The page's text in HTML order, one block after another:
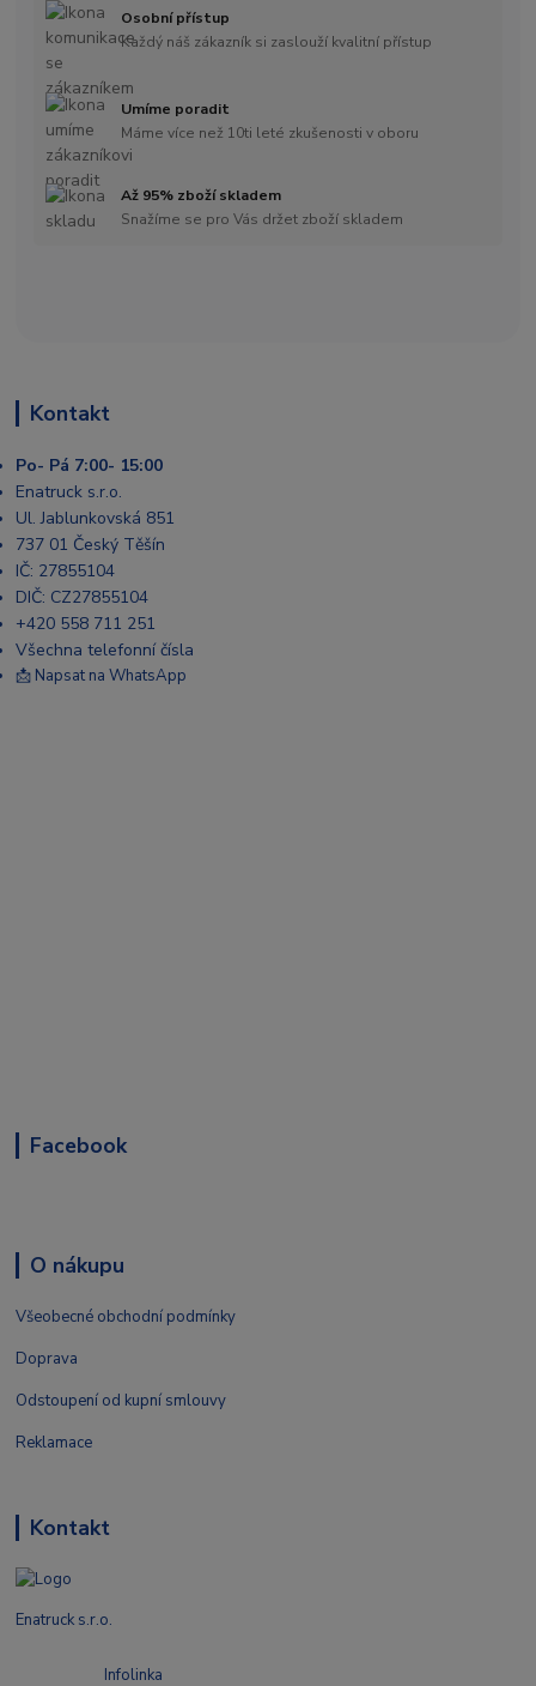
Osobní přístup
Každý náš zákazník si zaslouží kvalitní přístup
Umíme poradit
Máme více než 10ti leté zkušenosti v oboru
Až 95% zboží skladem
Snažíme se pro Vás držet zboží skladem
Kontakt
Po- Pá 7:00- 15:00
Enatruck s.r.o.
Ul. Jablunkovská 851
737 01 Český Těšín
IČ: 27855104
DIČ: CZ27855104
+420 558 711 251
Všechna telefonní čísla
📩 Napsat na WhatsApp
Facebook
O nákupu
Všeobecné obchodní podmínky
Doprava
Odstoupení od kupní smlouvy
Reklamace
Kontakt
Enatruck s.r.o.
Infolinka